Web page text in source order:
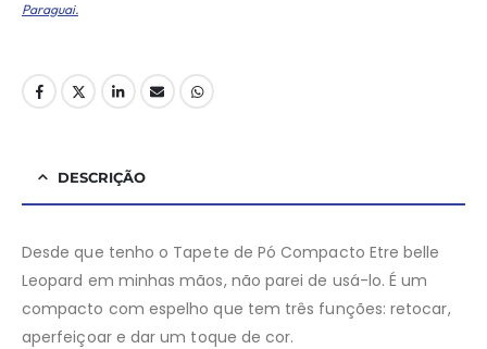
Paraguai.
DESCRIÇÃO
Desde que tenho o Tapete de Pó Compacto Etre belle
Leopard em minhas mãos, não parei de usá-lo. É um
compacto com espelho que tem três funções: retocar,
aperfeiçoar e dar um toque de cor.